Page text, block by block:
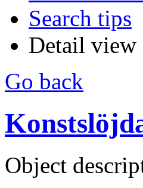
Search tips
Detail view
Go back
Object